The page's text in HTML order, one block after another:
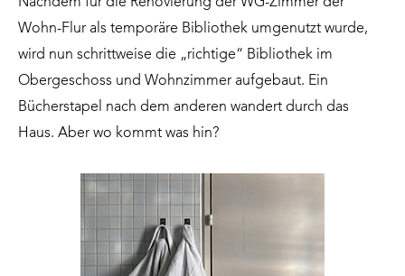
Wohn-Flur als temporäre Bibliothek umgenutzt wurde,
wird nun schrittweise die „richtige“ Bibliothek im
Obergeschoss und Wohnzimmer aufgebaut. Ein
Bücherstapel nach dem anderen wandert durch das
Haus. Aber wo kommt was hin?